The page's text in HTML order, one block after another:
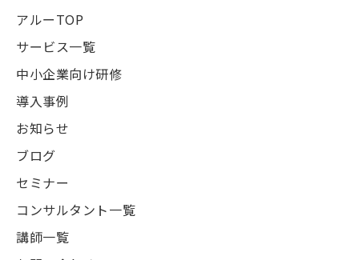
アルーTOP
サービス一覧
中小企業向け研修
導入事例
お知らせ
ブログ
セミナー
コンサルタント一覧
講師一覧